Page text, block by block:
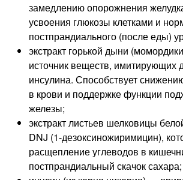
замедлению опорожнения
усвоения глюкозы клетками и
постпрандиального (после еды)
экстракт горькой дыни
источник веществ, имитирующих
инсулина. Способствует
в крови и поддержке функции
железы;
экстракт листьев шелковицы
DNJ (1-дезоксиножиримицин),
расщепление углеводов в
постпрандиальный скачок сахара;